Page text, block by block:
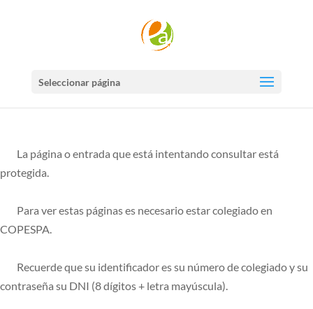
Seleccionar página
La página o entrada que está intentando consultar está
protegida.
Para ver estas páginas es necesario estar colegiado en
COPESPA.
Recuerde que su identificador es su número de colegiado y su
contraseña su DNI (8 dígitos + letra mayúscula).